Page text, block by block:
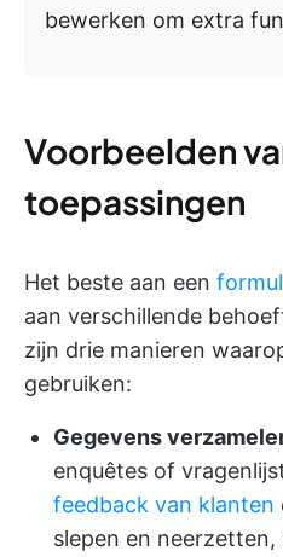
bewerken om extra
Voorbeelden
toepassingen
Het beste aan een
aan verschillende
zijn drie manieren
gebruiken:
Gegevens
enquêtes of
feedback van klanten
slepen en